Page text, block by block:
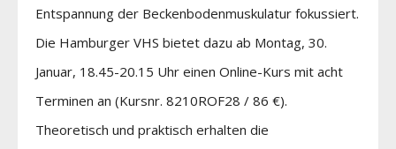
Entspannung der Beckenbodenmuskulatur fokussiert.
Die Hamburger VHS bietet dazu ab Montag, 30.
Januar, 18.45-20.15 Uhr einen Online-Kurs mit acht
Terminen an (Kursnr. 8210ROF28 / 86 €).
Theoretisch und praktisch erhalten die